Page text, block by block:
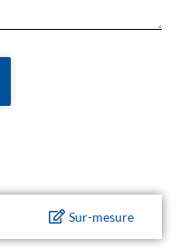
Sur-mesure